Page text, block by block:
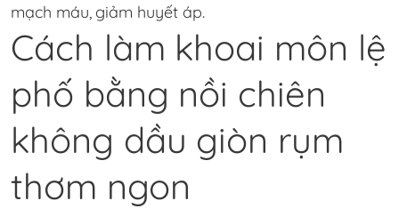
mạch máu, giảm huyết áp.
Cách làm khoai môn lệ
phố bằng nồi chiên
không dầu giòn rụm
thơm ngon